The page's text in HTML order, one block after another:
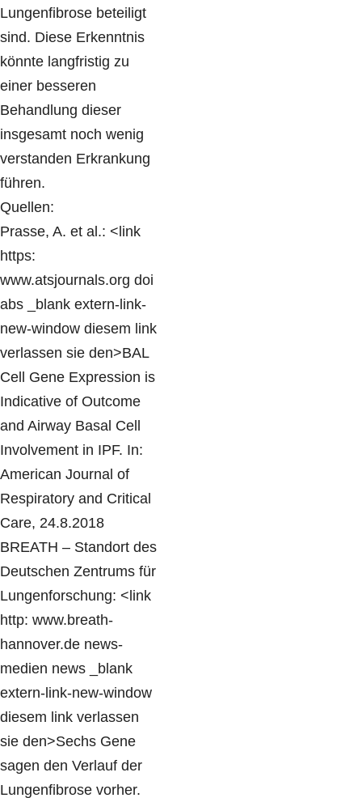
Lungenfibrose beteiligt
sind. Diese Erkenntnis
könnte langfristig zu
einer besseren
Behandlung dieser
insgesamt noch wenig
verstanden Erkrankung
führen.
Quellen:
Prasse, A. et al.: <link
https:
www.atsjournals.org doi
abs _blank extern-link-
new-window diesem link
verlassen sie den>BAL
Cell Gene Expression is
Indicative of Outcome
and Airway Basal Cell
Involvement in IPF. In:
American Journal of
Respiratory and Critical
Care, 24.8.2018
BREATH – Standort des
Deutschen Zentrums für
Lungenforschung: <link
http: www.breath-
hannover.de news-
medien news _blank
extern-link-new-window
diesem link verlassen
sie den>Sechs Gene
sagen den Verlauf der
Lungenfibrose vorher.